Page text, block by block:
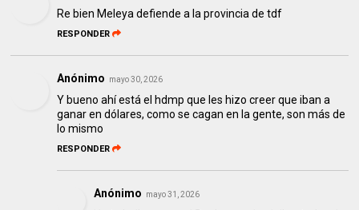
Re bien Meleya defiende a la provincia de tdf
RESPONDER
Anónimo mayo 30, 2026
Y bueno ahí está el hdmp que les hizo creer que iban a
ganar en dólares, como se cagan en la gente, son más de
lo mismo
RESPONDER
Anónimo mayo 31, 2026